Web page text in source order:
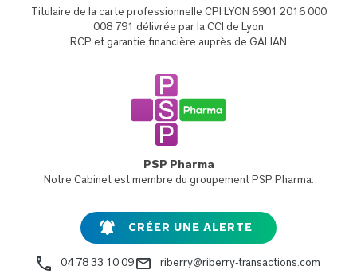
Titulaire de la carte professionnelle CPI LYON 6901 2016 000
008 791 délivrée par la CCI de Lyon
RCP et garantie financière auprès de GALIAN
PSP Pharma
Notre Cabinet est membre du groupement PSP Pharma.
CRÉER UNE ALERTE
04 78 33 10 09 riberry@riberry-transactions.com